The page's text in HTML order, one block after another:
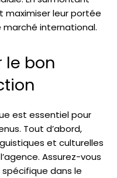
maximiser leur portée
international.
le bon
est essentiel pour
Tout d’abord,
et culturelles
Assurez-vous
dans le